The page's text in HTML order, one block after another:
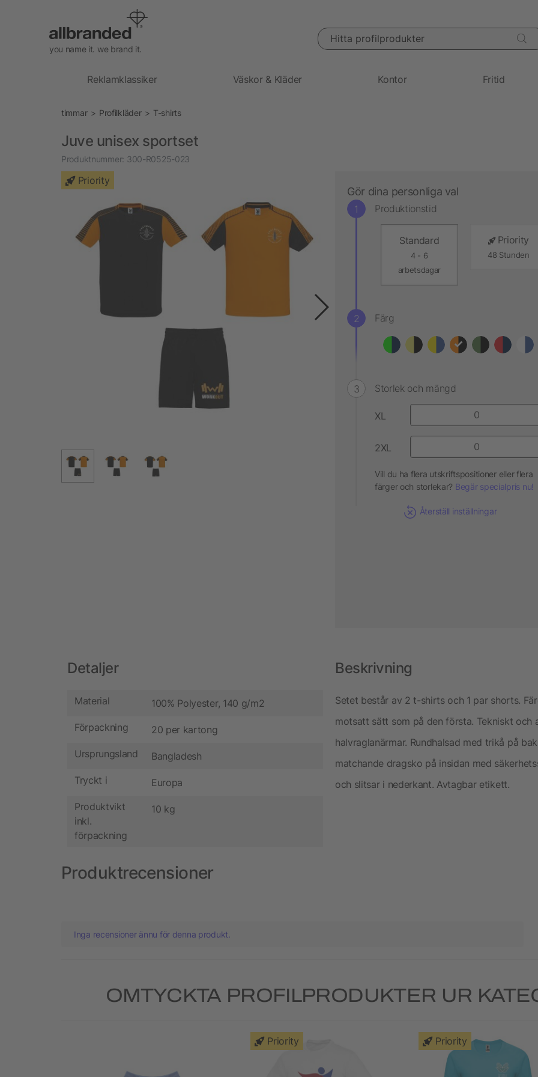
you name it. we brand it.
Hitta profilprodukter
Reklamklassiker Väskor & Kläder Kontor Fritid
timmar Profilkläder T-shirts
Juve unisex sportset
Produktnummer: 300-R0525-023
Priority
Gör dina personliga val
Produktionstid
Standard
4 - 6
arbetsdagar
Priority
48 Stunden
Färg
Storlek och mängd
XL
2XL
Vill du ha flera utskriftspositioner eller flera
färger och storlekar? Begär specialpris nu!
Återställ inställningar
Detaljer
Material 100% Polyester, 140 g/m2
Förpackning 20 per kartong
Ursprungsland Bangladesh
Tryckt i Europa
Produktvikt
inkl.
förpackning
10 kg
Beskrivning
Setet består av 2 t-shirts och 1 par shorts.
motsatt sätt som på den första. Tekniskt
halvraglanärmar. Rundhalsad med trikå på
matchande dragsko på insidan med
och slitsar i nederkant. Avtagbar etikett.
Produktrecensioner
Inga recensioner ännu för denna produkt.
OMTYCKTA PROFILPRODUKTER UR
Priority Priority